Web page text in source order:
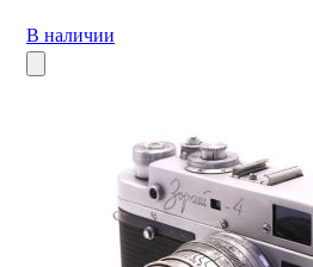
В наличии